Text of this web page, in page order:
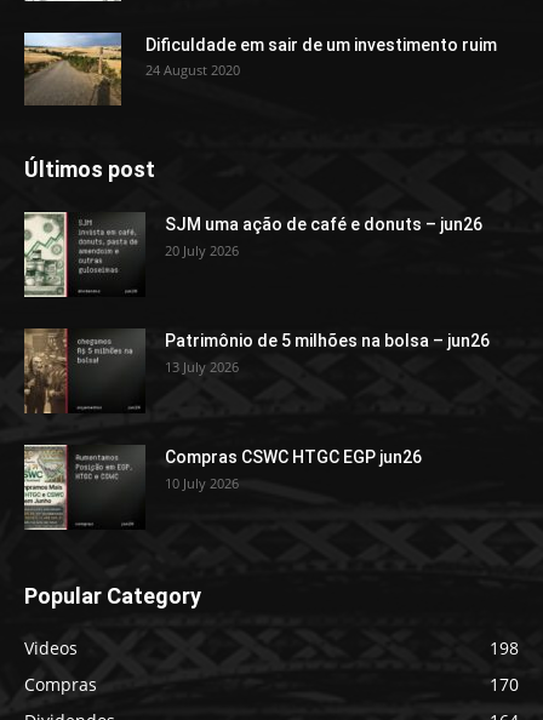
Dificuldade em sair de um investimento ruim
24 August 2020
Últimos post
SJM uma ação de café e donuts – jun26
20 July 2026
Patrimônio de 5 milhões na bolsa – jun26
13 July 2026
Compras CSWC HTGC EGP jun26
10 July 2026
Popular Category
Videos
198
Compras
170